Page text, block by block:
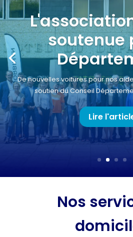
soutenue
De nouvelles voitures pour nos
soutien du Conseil
Lire
Nos